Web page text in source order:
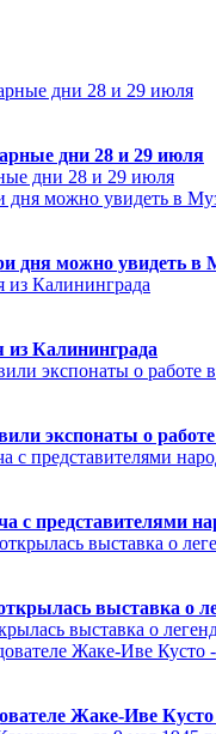
дни 28 и 29 июля
дни 28 и 29 июля
дня можно увидеть в
из Калининграда
экспонаты о
с представителями
выставка о
выставка о
Жаке-Иве